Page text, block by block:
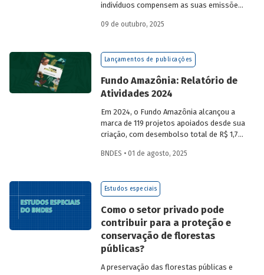
indivíduos compensem as suas emissões
por projetos de redução de emissões
MMA realizaram uma consulta pública
sobre a certificação de carbono no
contribuições da sociedade civil,
especialistas e entidades do setor
visando avaliar os desafios e
oportunidades desse mercado. Conheça
os resultados.
09 de outubro, 2025
Lançamentos de publicações
Fundo Amazônia: Relatório de
Atividades 2024
Em 2024, o Fundo Amazônia alcançou a
marca de 119 projetos apoiados desde sua
criação, com desembolso total de R$ 1,76
sua atuação e os projetos estão reunidas
BNDES • 01 de agosto, 2025
Estudos especiais
Como o setor privado pode
contribuir para a proteção e
conservação de florestas
públicas?
A preservação das florestas públicas e